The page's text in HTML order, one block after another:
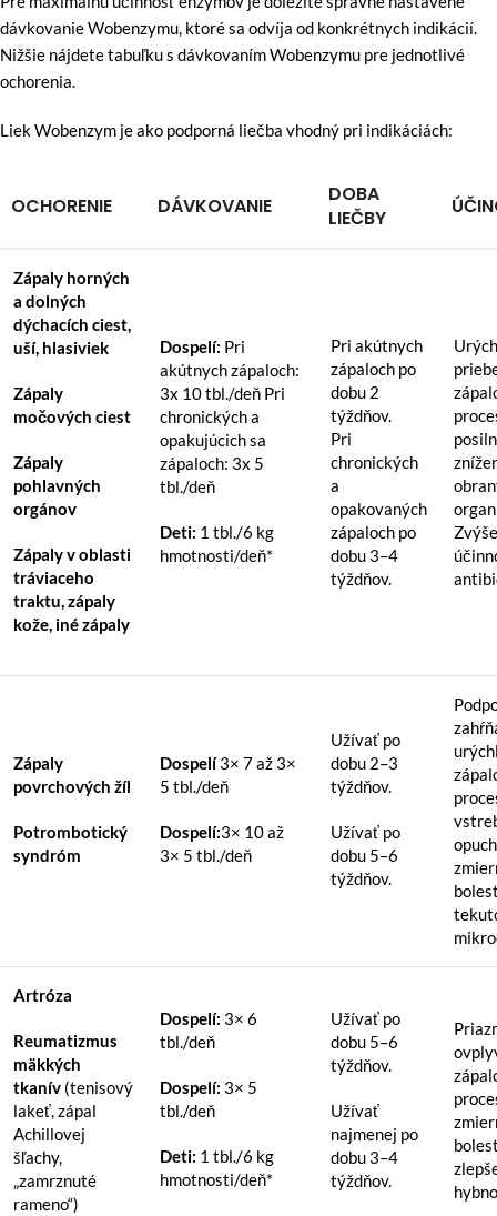
dávkovanie Wobenzymu, ktoré sa odvíja od konkrétnych indikácií.
Nižšie nájdete tabuľku s dávkovaním Wobenzymu pre jednotlivé
ochorenia.
Liek Wobenzym je ako podporná liečba vhodný pri indikáciách:
OCHORENIE DÁVKOVANIE
DOBA
LIEČBY
Zápaly horných
a dolných
dýchacích ciest,
uší, hlasiviek
Zápaly
močových ciest
Zápaly
pohlavných
orgánov
Zápaly v oblasti
tráviaceho
traktu, zápaly
kože, iné zápaly
Dospelí: Pri
akútnych zápaloch:
3x 10 tbl./deň Pri
chronických a
opakujúcich sa
zápaloch: 3x 5
tbl./deň
Deti: 1 tbl./6 kg
hmotnosti/deň*
Pri akútnych
zápaloch po
dobu 2
týždňov.
Pri
chronických
a
opakovaných
zápaloch po
dobu 3–4
týždňov.
Zápaly
povrchových žíl
Potrombotický
syndróm
Dospelí3× 7 až 3×
5 tbl./deň
Dospelí:3× 10 až
3× 5 tbl./deň
Užívať po
dobu 2–3
týždňov.
Užívať po
dobu 5–6
týždňov.
Artróza
Reumatizmus
mäkkých
tkanív (tenisový
lakeť, zápal
Achillovej
šľachy,
„zamrznuté
rameno“)
Dospelí: 3× 6
tbl./deň
Dospelí: 3× 5
tbl./deň
Deti: 1 tbl./6 kg
hmotnosti/deň*
Užívať po
dobu 5–6
týždňov.
Užívať
najmenej po
dobu 3–4
týždňov.